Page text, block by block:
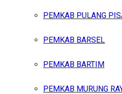
PEMKAB PULANG
PEMKAB BARSEL
PEMKAB BARTIM
PEMKAB MURUNG